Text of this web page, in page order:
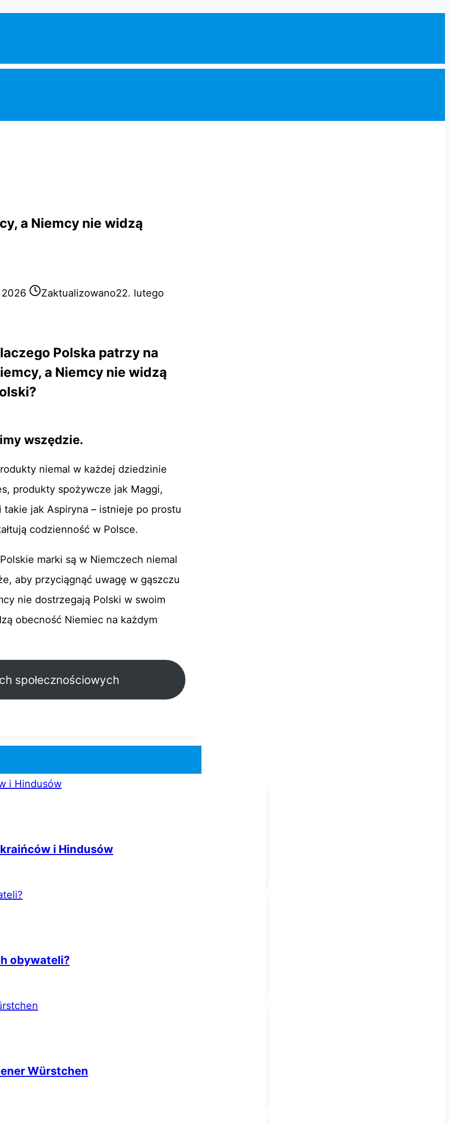
a Niemcy nie widzą
Zaktualizowano22. lutego
Polska patrzy na
a Niemcy nie widzą
wszędzie.
niemal w każdej dziedzinie
produkty spożywcze jak Maggi,
jak Aspiryna – istnieje po prostu
codzienność w Polsce.
marki są w Niemczech niemal
aby przyciągnąć uwagę w gąszczu
nie dostrzegają Polski w swoim
obecność Niemiec na każdym
społecznościowych
i Hindusów
obywateli?
Würstchen